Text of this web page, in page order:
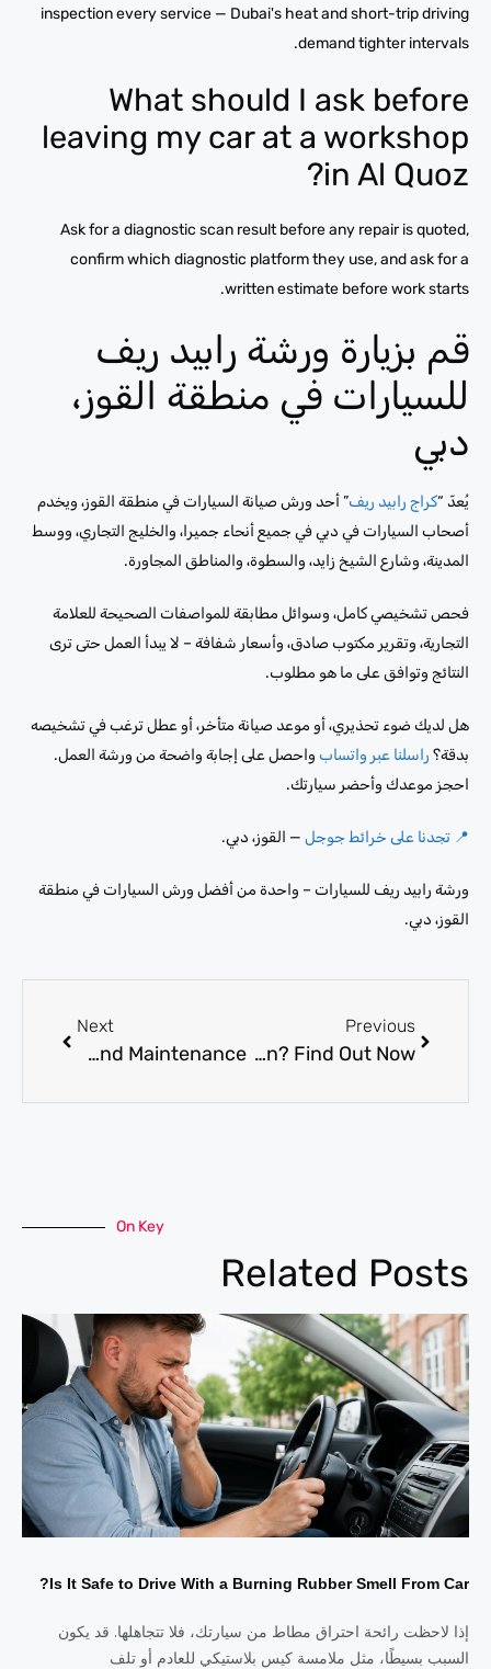
inspection every service — Dubai's heat and short-trip driving
demand tighter intervals.
What should I ask before
leaving my car at a workshop
in Al Quoz?
Ask for a diagnostic scan result before any repair is quoted,
confirm which diagnostic platform they use, and ask for a
written estimate before work starts.
قم بزيارة ورشة رابيد ريف
للسيارات في منطقة القوز،
دبي
يُعدّ “كراج رابيد ريف” أحد ورش صيانة السيارات في منطقة القوز، ويخدم
أصحاب السيارات في دبي في جميع أنحاء جميرا، والخليج التجاري، ووسط
المدينة، وشارع الشيخ زايد، والسطوة، والمناطق المجاورة.
فحص تشخيصي كامل، وسوائل مطابقة للمواصفات الصحيحة للعلامة
التجارية، وتقرير مكتوب صادق، وأسعار شفافة – لا يبدأ العمل حتى ترى
النتائج وتوافق على ما هو مطلوب.
هل لديك ضوء تحذيري، أو موعد صيانة متأخر، أو عطل ترغب في تشخيصه
بدقة؟ راسلنا عبر واتساب واحصل على إجابة واضحة من ورشة العمل.
احجز موعدك وأحضر سيارتك.
📍 تجدنا على خرائط جوجل — القوز، دبي.
ورشة رابيد ريف للسيارات – واحدة من أفضل ورش السيارات في منطقة
القوز، دبي.
Previous
Is It Safe to Drive With a Check Engine Light On? Find Out Now
Next
Car Workshops in Al Quoz: Top Services for Repairs and Maintenance
On Key
Related Posts
Is It Safe to Drive With a Burning Rubber Smell From Car?
إذا لاحظت رائحة احتراق مطاط من سيارتك، فلا تتجاهلها. قد يكون
السبب بسيطًا، مثل ملامسة كيس بلاستيكي للعادم أو تلف